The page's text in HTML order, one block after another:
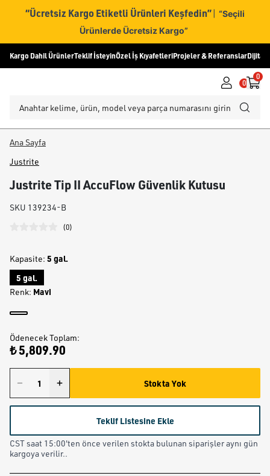
“Ücretsiz Kargo Etiketli Ürünleri Keşfedin” | “Seçili
Ürünlerde Ücretsiz Kargo”
Kargo Dahil ÜrünlerTeklif İsteyinÖzel İş KıyafetleriProjeler & ReferanslarDijital
0
0
Ana Sayfa
Justrite
Justrite Tip II AccuFlow Güvenlik Kutusu
SKU 139234-B
(0)
Kapasite: 5 gal.
5 gal.
Renk: Mavi
Ödenecek Toplam:
₺ 5,809.90
Stokta Yok
Teklif Listesine Ekle
CST saat 15:00'ten önce verilen stokta bulunan siparişler aynı gün
kargoya verilir..